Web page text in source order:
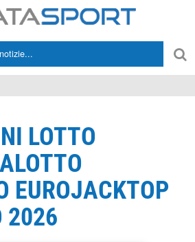
LOTTO
EUROJACKTOP
2026